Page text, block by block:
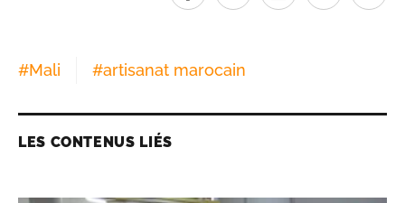
#Mali #artisanat marocain
LES CONTENUS LIÉS